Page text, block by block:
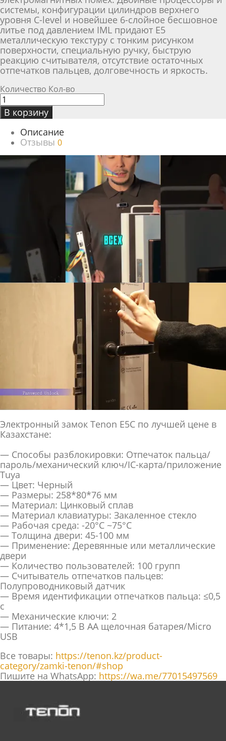
системы, конфигурации цилиндров верхнего
уровня C-level и новейшее 6-слойное бесшовное
литье под давлением IML придают E5
металлическую текстуру с тонким рисунком
поверхности, специальную ручку, быструю
реакцию считывателя, отсутствие остаточных
отпечатков пальцев, долговечность и яркость.
Количество Кол-во
В корзину
Описание
Отзывы 0
Электронный замок Tenon E5C по лучшей цене в
Казахстане:
— Способы разблокировки: Отпечаток пальца/
пароль/механический ключ/IC-карта/приложение
Tuya
— Цвет: Черный
— Размеры: 258*80*76 мм
— Материал: Цинковый сплав
— Материал клавиатуры: Закаленное стекло
— Рабочая среда: -20°C ~75°C
— Толщина двери: 45-100 мм
— Применение: Деревянные или металлические
двери
— Количество пользователей: 100 групп
— Считыватель отпечатков пальцев:
Полупроводниковый датчик
— Время идентификации отпечатков пальца: ≤0,5
с
— Механические ключи: 2
— Питание: 4*1,5 В AA щелочная батарея/Micro
USB
Все товары: https://tenon.kz/product-
category/zamki-tenon/#shop
Пишите на WhatsApp: https://wa.me/77015497569